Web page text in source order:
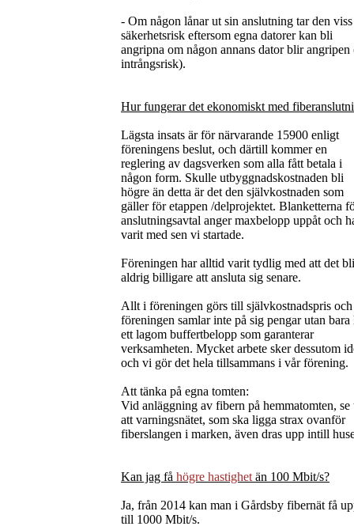
- Om någon lånar ut sin anslutning tar den
säkerhetsrisk eftersom egna datorer kan bli
angripna om någon annans dator blir angripen
intrångsrisk).
Hur fungerar det ekonomiskt med
Lägsta insats är för närvarande 15900 enligt
föreningens beslut, och därtill kommer en
reglering av dagsverken som alla fått betala i
någon form. Skulle utbyggnadskostnaden bli
högre än detta är det den självkostnaden som
gäller för etappen /delprojektet. Blanketterna
anslutningsavtal anger maxbelopp uppåt och
varit med sen vi startade.
Föreningen har alltid varit tydlig med att det
aldrig billigare att ansluta sig senare.
Allt i föreningen görs till självkostnadspris och
föreningen samlar inte på sig pengar utan bara
ett lagom buffertbelopp som garanterar
verksamheten. Mycket arbete sker dessutom
och vi gör det hela tillsammans i vår förening.
Att tänka på egna tomten:
Vid anläggning av fibern på hemmatomten,
att varningsnätet, som ska ligga strax ovanför
fiberslangen i marken, även dras upp intill
Kan jag få högre hastighet än 100 Mbit/s?
Ja, från 2014 kan man i Gårdsby fibernät få
till 1000 Mbit/s.